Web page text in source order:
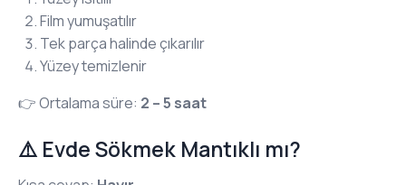
Film yumuşatılır
Tek parça halinde çıkarılır
Yüzey temizlenir
👉 Ortalama süre: 2 – 5 saat
⚠️ Evde Sökmek Mantıklı mı?